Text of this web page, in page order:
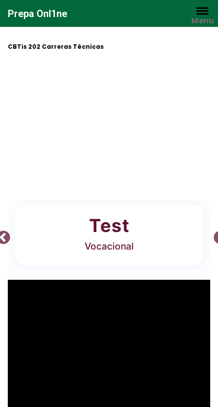
contenido
Prepa Onl1ne
Menu
CBTis 202 Carreras Técnicas
Test
Vocacional